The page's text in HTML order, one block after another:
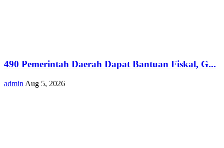
490 Pemerintah Daerah Dapat Bantuan Fiskal, G...
admin Aug 5, 2026